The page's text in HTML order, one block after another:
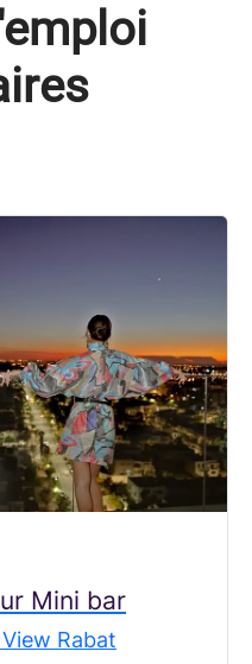
Mini bar
Rabat